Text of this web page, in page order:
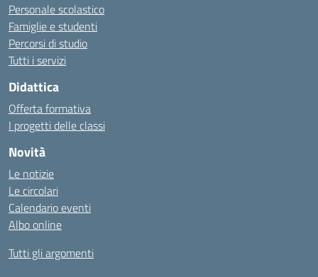
Personale scolastico
Famiglie e studenti
Percorsi di studio
Tutti i servizi
Didattica
Offerta formativa
I progetti delle classi
Novità
Le notizie
Le circolari
Calendario eventi
Albo online
Tutti gli argomenti